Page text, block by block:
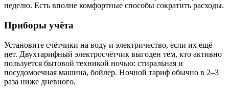
неделю. Есть вполне комфортные способы сократить расходы.
Приборы учёта
Установите счётчики на воду и электричество, если их ещё
нет. Двухтарифный электросчётчик выгоден тем, кто активно
пользуется бытовой техникой ночью: стиральная и
посудомоечная машина, бойлер. Ночной тариф обычно в 2–3
раза ниже дневного.